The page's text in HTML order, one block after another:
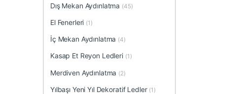
Dış Mekan Aydınlatma (45)
El Fenerleri (1)
İç Mekan Aydınlatma (4)
Kasap Et Reyon Ledleri (1)
Merdiven Aydınlatma (2)
Yılbaşı Yeni Yıl Dekoratif Ledler (1)